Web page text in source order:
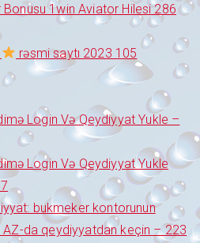
1win Aviator Hilesi 286
rəsmi saytı 2023 105
Login Və Qeydiyyat Yukle –
Login Və Qeydiyyat Yukle
bukmeker kontorunun
AZ-da qeydiyyatdan keçin – 223